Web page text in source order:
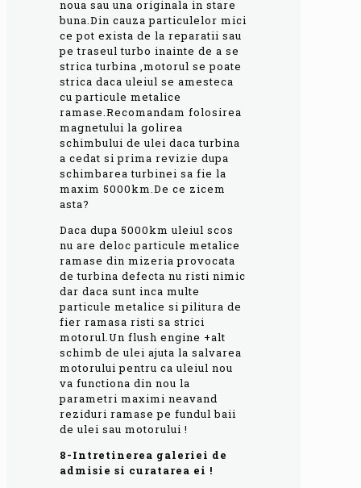
noua sau una originala in stare
buna.Din cauza particulelor mici
ce pot exista de la reparatii sau
pe traseul turbo inainte de a se
strica turbina ,motorul se poate
strica daca uleiul se amesteca
cu particule metalice
ramase.Recomandam folosirea
magnetului la golirea
schimbului de ulei daca turbina
a cedat si prima revizie dupa
schimbarea turbinei sa fie la
maxim 5000km.De ce zicem
asta?
Daca dupa 5000km uleiul scos
nu are deloc particule metalice
ramase din mizeria provocata
de turbina defecta nu risti nimic
dar daca sunt inca multe
particule metalice si pilitura de
fier ramasa risti sa strici
motorul.Un flush engine +alt
schimb de ulei ajuta la salvarea
motorului pentru ca uleiul nou
va functiona din nou la
parametri maximi neavand
reziduri ramase pe fundul baii
de ulei sau motorului !
8-Intretinerea galeriei de
admisie si curatarea ei !